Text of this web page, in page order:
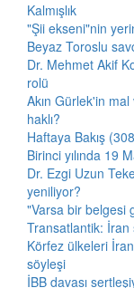
Kalmışlık
"Şii ekseni"nin
Beyaz Toroslu
Dr. Mehmet Akif
rolü
Akın Gürlek'in mal
haklı?
Haftaya Bakış
Birinci yılında 19
Dr. Ezgi Uzun
yeniliyor?
"Varsa bir belgesi
Transatlantik: İran
Körfez ülkeleri İran
söyleşi
İBB davası